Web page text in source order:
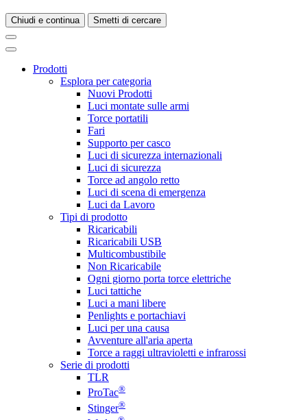
Chiudi e continua Smetti di cercare
Prodotti
Esplora per categoria
Nuovi Prodotti
Luci montate sulle armi
Torce portatili
Fari
Supporto per casco
Luci di sicurezza internazionali
Luci di sicurezza
Torce ad angolo retto
Luci di scena di emergenza
Luci da Lavoro
Tipi di prodotto
Ricaricabili
Ricaricabili USB
Multicombustibile
Non Ricaricabile
Ogni giorno porta torce elettriche
Luci tattiche
Luci a mani libere
Penlights e portachiavi
Luci per una causa
Avventure all'aria aperta
Torce a raggi ultravioletti e infrarossi
Serie di prodotti
TLR
ProTac®
Stinger®